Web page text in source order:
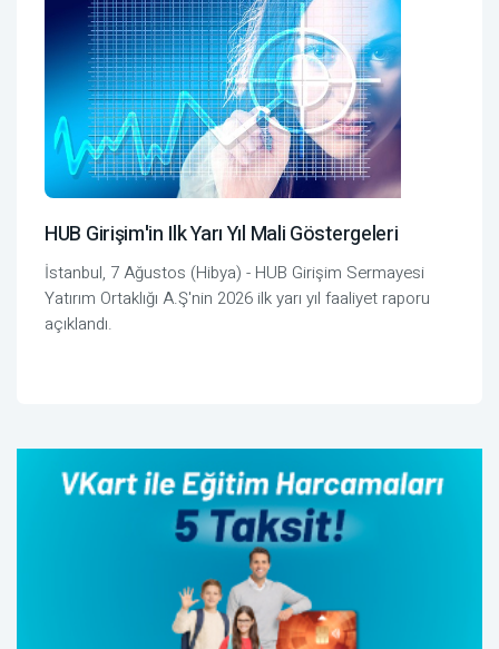
HUB Girişim'in Ilk Yarı Yıl Mali Göstergeleri
İstanbul, 7 Ağustos (Hibya) - HUB Girişim Sermayesi
Yatırım Ortaklığı A.Ş'nin 2026 ilk yarı yıl faaliyet raporu
açıklandı.